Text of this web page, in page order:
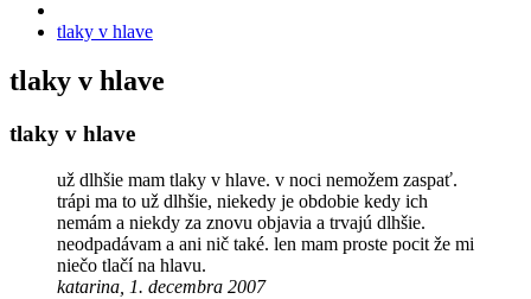
tlaky v hlave
tlaky v hlave
tlaky v hlave
už dlhšie mam tlaky v hlave. v noci nemožem zaspať.
trápi ma to už dlhšie, niekedy je obdobie kedy ich
nemám a niekdy za znovu objavia a trvajú dlhšie.
neodpadávam a ani nič také. len mam proste pocit že mi
niečo tlačí na hlavu.
katarina, 1. decembra 2007